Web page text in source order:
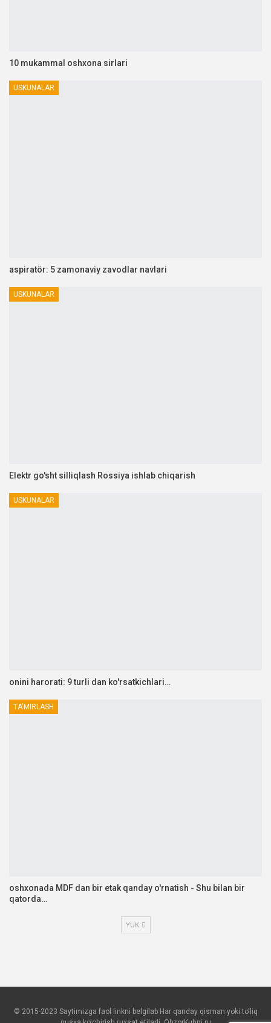
10 mukammal oshxona sirlari
USKUNALAR
aspiratör: 5 zamonaviy zavodlar navlari
USKUNALAR
Elektr go'sht silliqlash Rossiya ishlab chiqarish
USKUNALAR
onini harorati: 9 turli dan ko'rsatkichlari…
TA'MIRLASH
oshxonada MDF dan bir etak qanday o'rnatish - Shu bilan bir
qatorda…
YUK
© 2015-2023 Saytimizga faol linkni belgilab Har qanday qisman yoki to'liq